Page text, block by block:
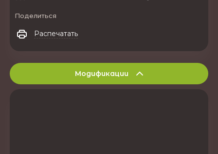
Поделиться
Распечатать
Модификации